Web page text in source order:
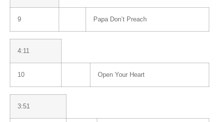
9 Papa Don’t Preach
4:11
10 Open Your Heart
3:51